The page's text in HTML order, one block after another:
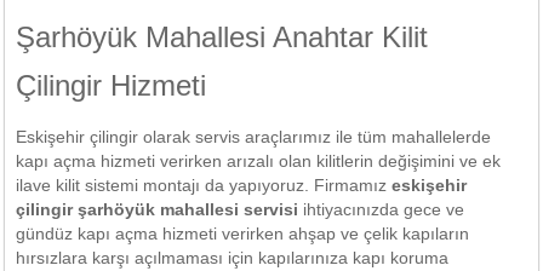
Şarhöyük Mahallesi Anahtar Kilit
Çilingir Hizmeti
Eskişehir çilingir olarak servis araçlarımız ile tüm mahallelerde
kapı açma hizmeti verirken arızalı olan kilitlerin değişimini ve ek
ilave kilit sistemi montajı da yapıyoruz. Firmamızeskişehir
çilingir şarhöyük mahallesi servisi ihtiyacınızda gece ve
gündüz kapı açma hizmeti verirken ahşap ve çelik kapıların
hırsızlara karşı açılmaması için kapılarınıza kapı koruma